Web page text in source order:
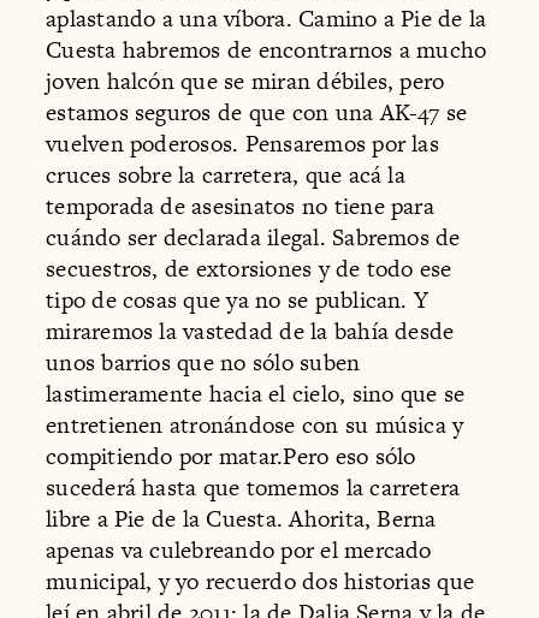
aplastando a una víbora. Camino a Pie de la
Cuesta habremos de encontrarnos a mucho
joven halcón que se miran débiles, pero
estamos seguros de que con una AK-47 se
vuelven poderosos. Pensaremos por las
cruces sobre la carretera, que acá la
temporada de asesinatos no tiene para
cuándo ser declarada ilegal. Sabremos de
secuestros, de extorsiones y de todo ese
tipo de cosas que ya no se publican. Y
miraremos la vastedad de la bahía desde
unos barrios que no sólo suben
lastimeramente hacia el cielo, sino que se
entretienen atronándose con su música y
compitiendo por matar.Pero eso sólo
sucederá hasta que tomemos la carretera
libre a Pie de la Cuesta. Ahorita, Berna
apenas va culebreando por el mercado
municipal, y yo recuerdo dos historias que